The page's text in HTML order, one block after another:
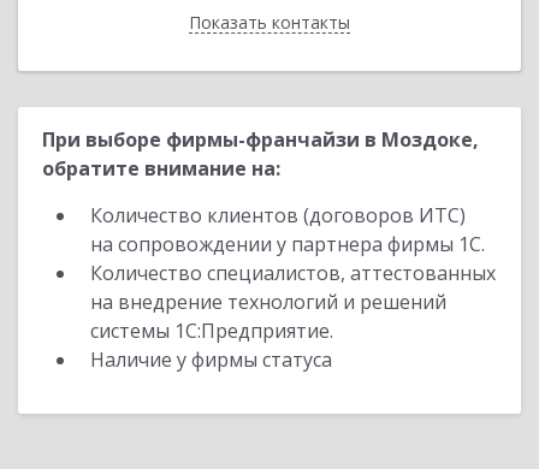
Показать контакты
Назад
При выборе фирмы-франчайзи в Моздоке,
обратите внимание на:
Количество клиентов (договоров ИТС)
на сопровождении у партнера фирмы 1С.
Количество специалистов, аттестованных
на внедрение технологий и решений
системы 1С:Предприятие.
Наличие у фирмы статуса